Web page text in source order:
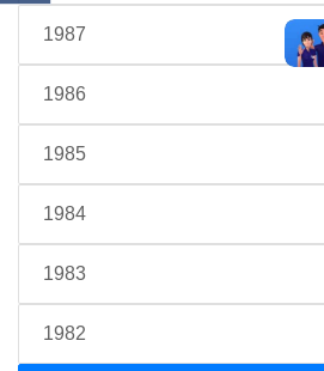
1987
1986
1985
1984
1983
1982